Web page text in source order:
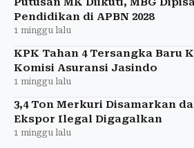
Pendidikan di APBN 2028
1 minggu lalu
KPK Tahan 4 Tersangka Baru
Komisi Asuransi Jasindo
1 minggu lalu
3,4 Ton Merkuri Disamarkan
Ekspor Ilegal Digagalkan
1 minggu lalu